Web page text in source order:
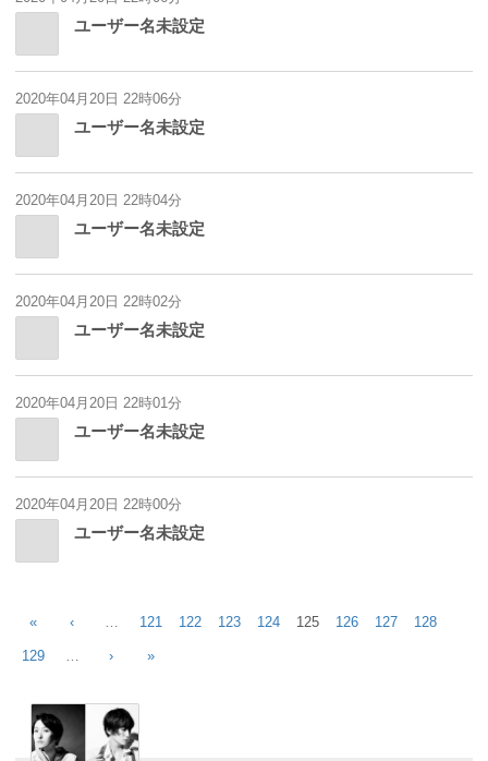
ユーザー名未設定
2020年04月20日 22時06分
ユーザー名未設定
2020年04月20日 22時04分
ユーザー名未設定
2020年04月20日 22時02分
ユーザー名未設定
2020年04月20日 22時01分
ユーザー名未設定
2020年04月20日 22時00分
ユーザー名未設定
« ‹ … 121 122 123 124 125 126 127 128
129 … › »